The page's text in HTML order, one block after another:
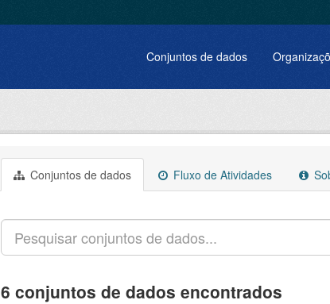
Conjuntos de dados
Conjuntos de dados Fluxo de Atividades
6 conjuntos de dados encontrados